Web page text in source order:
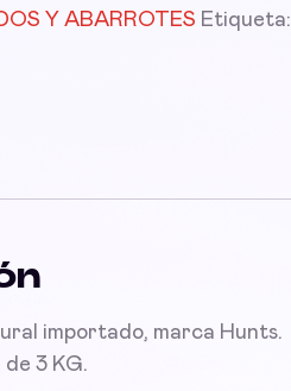
Y ABARROTES Etiqueta:
importado, marca Hunts.
3 KG.